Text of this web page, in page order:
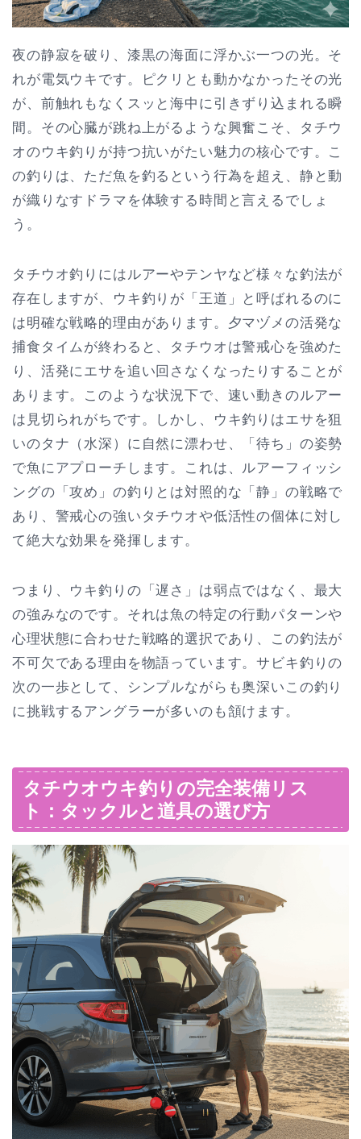
夜の静寂を破り、漆黒の海面に浮かぶ一つの光。そ
れが電気ウキです。ピクリとも動かなかったその光
が、前触れもなくスッと海中に引きずり込まれる瞬
間。その心臓が跳ね上がるような興奮こそ、タチウ
オのウキ釣りが持つ抗いがたい魅力の核心です。こ
の釣りは、ただ魚を釣るという行為を超え、静と動
が織りなすドラマを体験する時間と言えるでしょ
う。
タチウオ釣りにはルアーやテンヤなど様々な釣法が
存在しますが、ウキ釣りが「王道」と呼ばれるのに
は明確な戦略的理由があります。夕マヅメの活発な
捕食タイムが終わると、タチウオは警戒心を強めた
り、活発にエサを追い回さなくなったりすることが
あります。このような状況下で、速い動きのルアー
は見切られがちです。しかし、ウキ釣りはエサを狙
いのタナ（水深）に自然に漂わせ、「待ち」の姿勢
で魚にアプローチします。これは、ルアーフィッシ
ングの「攻め」の釣りとは対照的な「静」の戦略で
あり、警戒心の強いタチウオや低活性の個体に対し
て絶大な効果を発揮します。
つまり、ウキ釣りの「遅さ」は弱点ではなく、最大
の強みなのです。それは魚の特定の行動パターンや
心理状態に合わせた戦略的選択であり、この釣法が
不可欠である理由を物語っています。サビキ釣りの
次の一歩として、シンプルながらも奥深いこの釣り
に挑戦するアングラーが多いのも頷けます。
タチウオウキ釣りの完全装備リス
ト：タックルと道具の選び方